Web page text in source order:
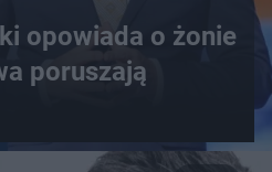
opowiada o żonie
poruszają